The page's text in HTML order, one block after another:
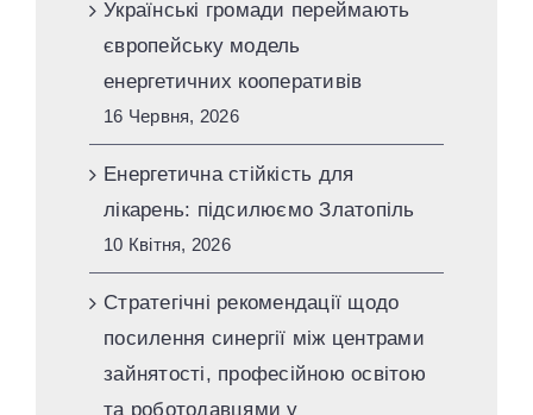
Українські громади переймають
європейську модель
енергетичних кооперативів
16 Червня, 2026
Енергетична стійкість для
лікарень: підсилюємо Златопіль
10 Квітня, 2026
Стратегічні рекомендації щодо
посилення синергії між центрами
зайнятості, професійною освітою
та роботодавцями у